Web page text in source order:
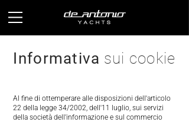
Informativa sui cookie
Al fine di ottemperare alle disposizioni dell'articolo
22 della legge 34/2002, dell'11 luglio, sui servizi
della società dell'informazione e sul commercio